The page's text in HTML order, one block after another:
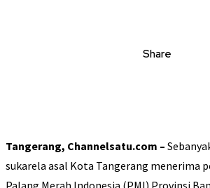
Share
Tangerang, Channelsatu.com –
sukarela asal Kota Tangerang menerima